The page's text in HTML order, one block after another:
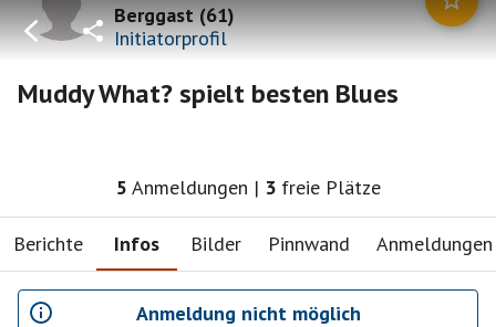
Berggast(61)
Initiatorprofil
Muddy What? spielt besten Blues
5 Anmeldungen | 3 freie Plätze
Berichte Infos Bilder Pinnwand Anmeldungen
Anmeldung nicht möglich